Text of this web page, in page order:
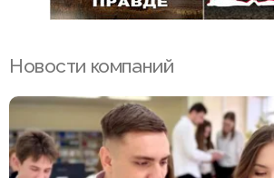
Новости компаний